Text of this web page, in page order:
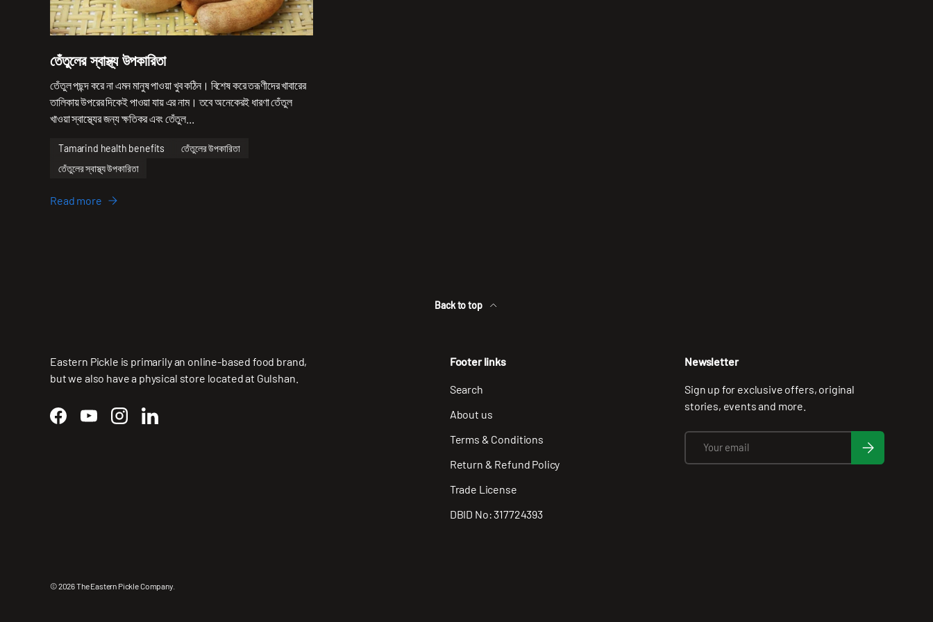
তেঁতুলের স্বাস্থ্য উপকারিতা
তেঁতুল পছন্দ করে না এমন মানুষ পাওয়া খুব কঠিন। বিশেষ করে তরূণীদের খাবারের
তালিকায় উপরের দিকেই পাওয়া যায় এর নাম। তবে অনেকেরই ধারণা তেঁতুল
খাওয়া স্বাস্থ্যের জন্য ক্ষতিকর এবং তেঁতুল...
Tamarind health benefits
তেঁতুলের উপকারিতা
তেঁতুলের স্বাস্থ্য উপকারিতা
Read more
Back to top
Eastern Pickle is primarily an online-based food brand,
but we also have a physical store located at Gulshan.
FacebookYouTubeInstagramLinkedIn
Footer links
Search
About us
Terms & Conditions
Return & Refund Policy
Trade License
DBID No: 317724393
Newsletter
Sign up for exclusive offers, original
stories, events and more.
Subscribe
© 2026The Eastern Pickle Company.